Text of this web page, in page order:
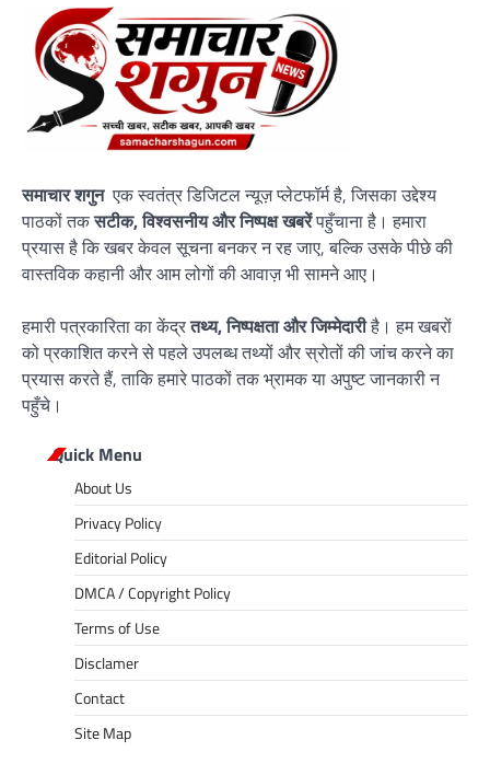
समाचार शगुन एक स्वतंत्र डिजिटल न्यूज़ प्लेटफॉर्म है, जिसका उद्देश्य
पाठकों तकसटीक, विश्वसनीय और निष्पक्ष खबरेंपहुँचाना है। हमारा
प्रयास है कि खबर केवल सूचना बनकर न रह जाए, बल्कि उसके पीछे की
वास्तविक कहानी और आम लोगों की आवाज़ भी सामने आए।
हमारी पत्रकारिता का केंद्रतथ्य, निष्पक्षता और जिम्मेदारीहै। हम खबरों
को प्रकाशित करने से पहले उपलब्ध तथ्यों और स्रोतों की जांच करने का
प्रयास करते हैं, ताकि हमारे पाठकों तक भ्रामक या अपुष्ट जानकारी न
पहुँचे।
Quick Menu
About Us
Privacy Policy
Editorial Policy
DMCA / Copyright Policy
Terms of Use
Disclamer
Contact
Site Map